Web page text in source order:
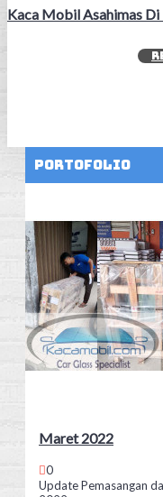
Kaca Mobil Asahimas
Portofolio
Maret 2022
0
Update Pemasangan